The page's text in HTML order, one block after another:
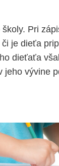
Pri
je dieťa
dieťaťa
jeho vývine